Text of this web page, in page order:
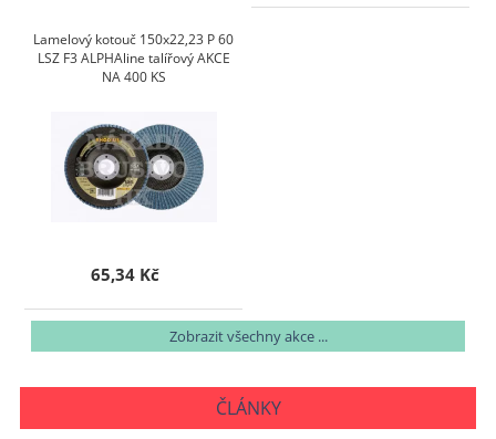
Lamelový kotouč 150x22,23 P 60
LSZ F3 ALPHAline talířový AKCE
NA 400 KS
65,34 Kč
Zobrazit všechny akce ...
ČLÁNKY